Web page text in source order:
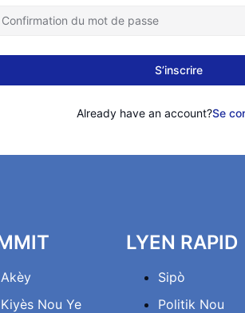
S’inscrire
Already have an account?Se
Akèy
Kiyès Nou Ye
LYEN RAPID
Sipò
Politik Nou